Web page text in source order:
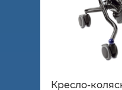
Кресло-